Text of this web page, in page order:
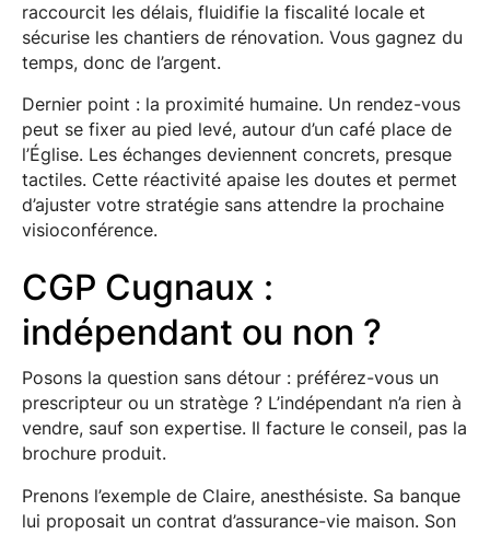
raccourcit les délais, fluidifie la fiscalité locale et
sécurise les chantiers de rénovation. Vous gagnez du
temps, donc de l’argent.
Dernier point : la proximité humaine. Un rendez-vous
peut se fixer au pied levé, autour d’un café place de
l’Église. Les échanges deviennent concrets, presque
tactiles. Cette réactivité apaise les doutes et permet
d’ajuster votre stratégie sans attendre la prochaine
visioconférence.
CGP Cugnaux :
indépendant ou non ?
Posons la question sans détour : préférez-vous un
prescripteur ou un stratège ? L’indépendant n’a rien à
vendre, sauf son expertise. Il facture le conseil, pas la
brochure produit.
Prenons l’exemple de Claire, anesthésiste. Sa banque
lui proposait un contrat d’assurance-vie maison. Son